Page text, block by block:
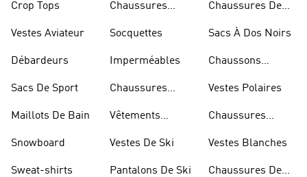
Crop Tops
Vestes Aviateur
Débardeurs
Sacs De Sport
Maillots De Bain
Snowboard
Sweat-shirts
Chaussures
Socquettes
Imperméables
Chaussures
Vêtements
Vestes De Ski
Pantalons De Ski
Chaussures De
Sacs À Dos Noirs
Chaussons
Vestes Polaires
Chaussures
Vestes Blanches
Chaussures De